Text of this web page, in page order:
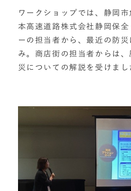
ワークショップでは、静岡
本⾼速道路株式会社静岡保全
ーの担当者から、最近の防災
み。商店街の担当者からは
災についての解説を受けまし